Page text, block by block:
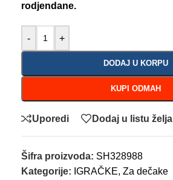
rodjendane.
- +
DODAJ U KORPU
KUPI ODMAH
Uporedi Dodaj u listu želja
Šifra proizvoda: SH328988
Kategorije: IGRAČKE, Za dečake